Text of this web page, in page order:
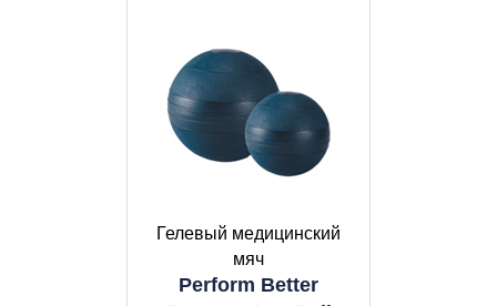
Гелевый медицинский
мяч
Perform Better